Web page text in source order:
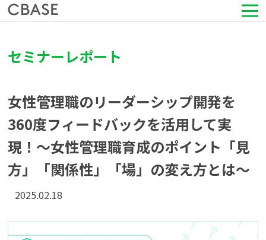
導入事例
セミナー情報
HRコラム
セミナーレポート
女性管理職のリーダーシップ開発を
360度フィードバックを活用して実
現！～女性管理職育成のポイント「見
方」「関係性」「場」の変え方とは～
2025.02.18